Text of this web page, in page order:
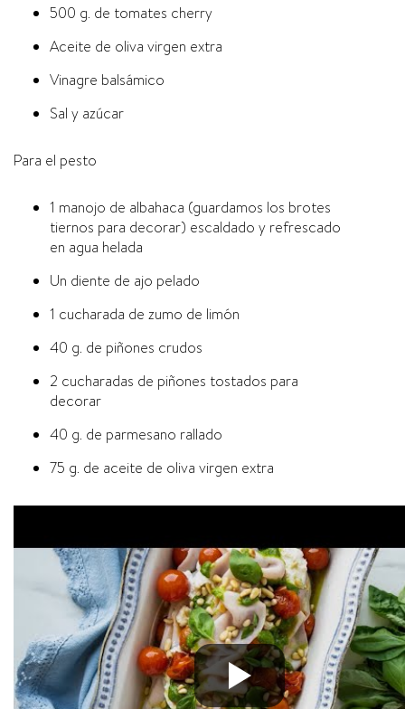
500 g. de tomates cherry
Aceite de oliva virgen extra
Vinagre balsámico
Sal y azúcar
Para el pesto
1 manojo de albahaca (guardamos los brotes
tiernos para decorar) escaldado y refrescado
en agua helada
Un diente de ajo pelado
1 cucharada de zumo de limón
40 g. de piñones crudos
2 cucharadas de piñones tostados para
decorar
40 g. de parmesano rallado
75 g. de aceite de oliva virgen extra